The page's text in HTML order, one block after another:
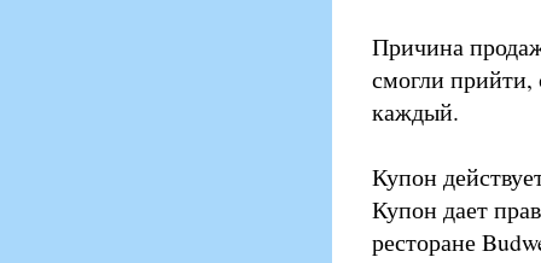
Причина
смогли прийти,
каждый.
Купон
Купон дает
ресторане